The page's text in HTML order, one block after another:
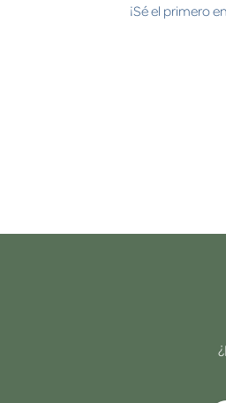
¡Sé el primero